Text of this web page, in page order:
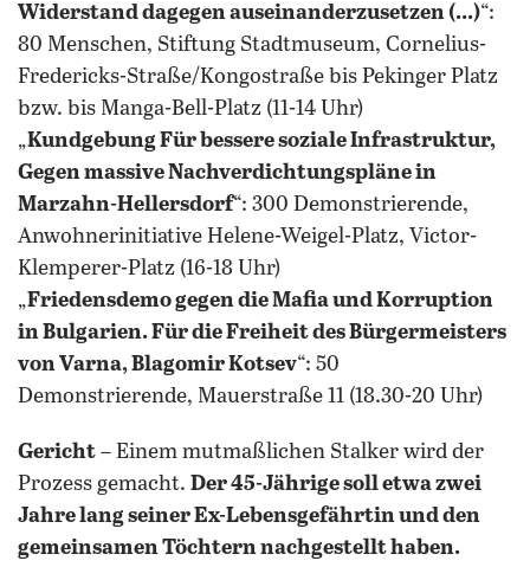
Widerstand dagegen auseinanderzusetzen (...)“:
80 Menschen, Stiftung Stadtmuseum, Cornelius-
Fredericks-Straße/Kongostraße bis Pekinger Platz
bzw. bis Manga-Bell-Platz (11-14 Uhr)
„Kundgebung Für bessere soziale Infrastruktur,
Gegen massive Nachverdichtungspläne in
Marzahn-Hellersdorf“: 300 Demonstrierende,
Anwohnerinitiative Helene-Weigel-Platz, Victor-
Klemperer-Platz (16-18 Uhr)
„Friedensdemo gegen die Mafia und Korruption
in Bulgarien. Für die Freiheit des Bürgermeisters
von Varna, Blagomir Kotsev“: 50
Demonstrierende, Mauerstraße 11 (18.30-20 Uhr)
Gericht – Einem mutmaßlichen Stalker wird der
Prozess gemacht. Der 45-Jährige soll etwa zwei
Jahre lang seiner Ex-Lebensgefährtin und den
gemeinsamen Töchtern nachgestellt haben.